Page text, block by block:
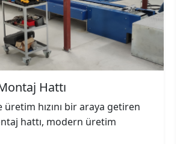
Hattı
hızını bir araya getiren
hattı, modern üretim